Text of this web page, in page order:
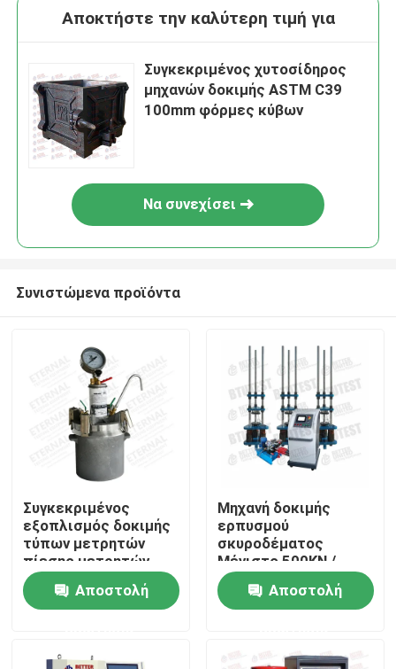
Αρχική Σελίδα
Προϊόντα
Σχετικά με εμάς
Αποκτήστε την καλύτερη τιμή για
Συγκεκριμένος χυτοσίδηρος
μηχανών δοκιμής ASTM C39
100mm φόρμες κύβων
Να συνεχίσει
Συνιστώμενα προϊόντα
Συγκεκριμένος
εξοπλισμός δοκιμής
τύπων μετρητών
πίεσης μετρητών
μεταφοράς αέρα
Αποστολή
Μηχανή δοκιμής
ερπυσμού
σκυροδέματος
Μέγιστο 500KN /
1000KN
Αποστολή